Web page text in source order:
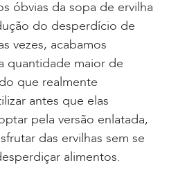
óbvias da sopa de ervilha
do desperdício de
vezes, acabamos
quantidade maior de
que realmente
antes que elas
pela versão enlatada,
das ervilhas sem se
alimentos.